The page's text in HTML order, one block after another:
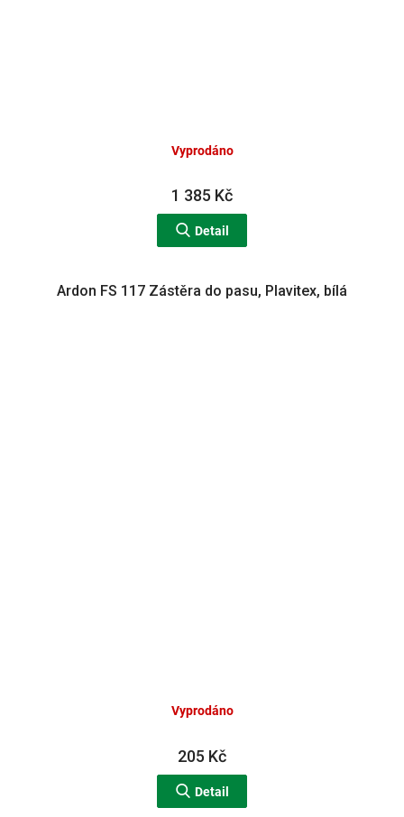
Vyprodáno
1 385 Kč
Detail
Ardon FS 117 Zástěra do pasu, Plavitex, bílá
Vyprodáno
205 Kč
Detail